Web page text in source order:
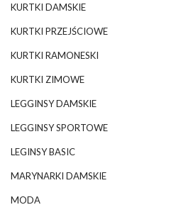
KURTKI DAMSKIE
KURTKI PRZEJŚCIOWE
KURTKI RAMONESKI
KURTKI ZIMOWE
LEGGINSY DAMSKIE
LEGGINSY SPORTOWE
LEGINSY BASIC
MARYNARKI DAMSKIE
MODA